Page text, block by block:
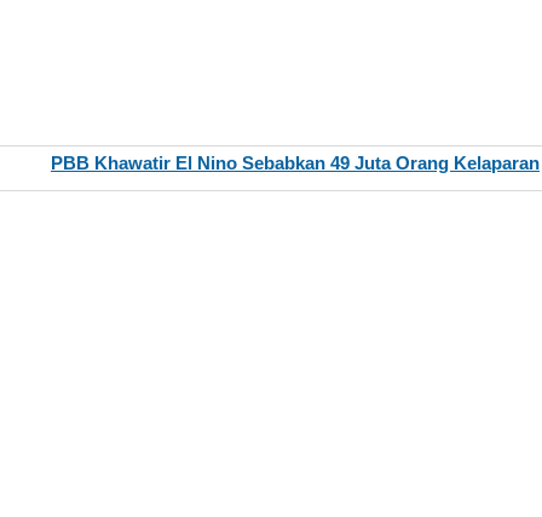
PBB Khawatir El Nino Sebabkan 49 Juta Orang Kelaparan